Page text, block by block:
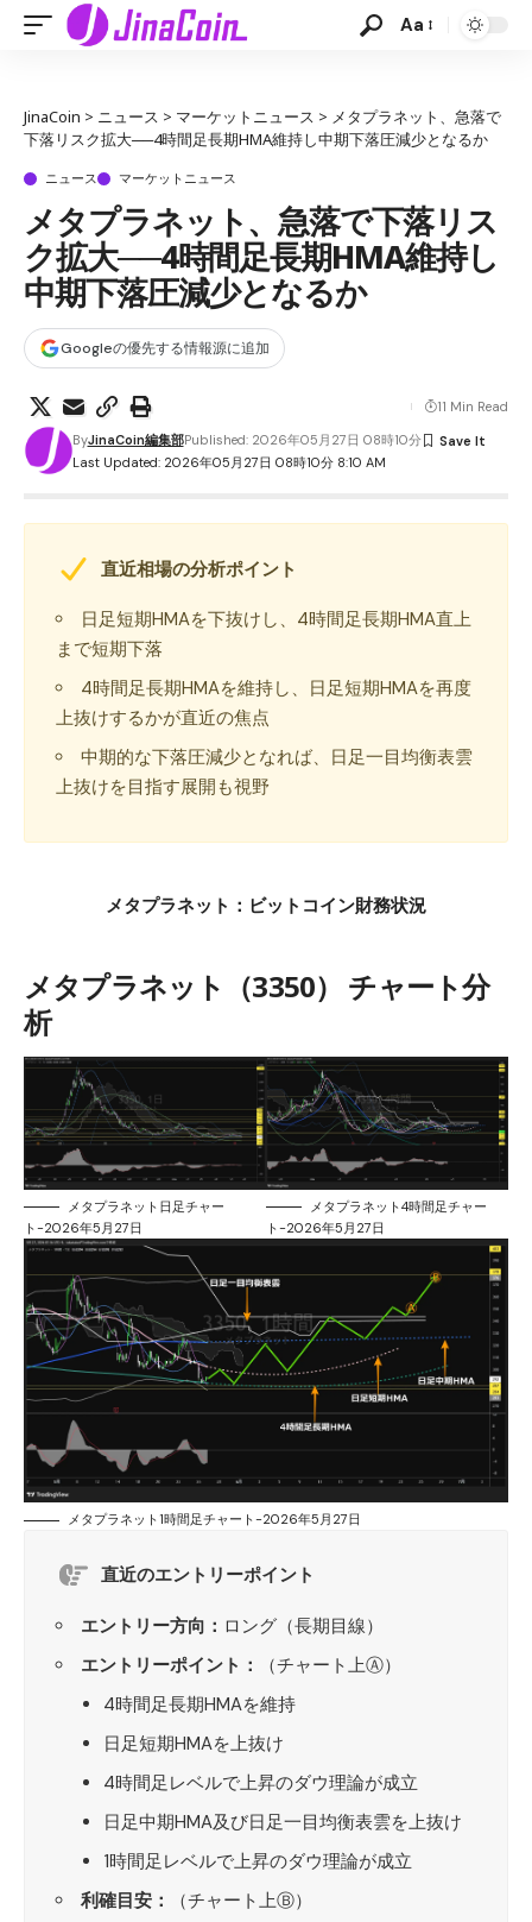
Aa
JinaCoin > ニュース > マーケットニュース > メタプラネット、急落で
下落リスク拡大──4時間足長期HMA維持し中期下落圧減少となるか
ニュース マーケットニュース
メタプラネット、急落で下落リス
ク拡大──4時間足長期HMA維持し
中期下落圧減少となるか
Googleの優先する情報源に追加
Last Updated: 2026年05月27日 08時10分 8:10 AM
ByJinaCoin編集部Published: 2026年05月27日 08時10分
11 Min Read
直近相場の分析ポイント
日足短期HMAを下抜けし、4時間足長期HMA直上
まで短期下落
4時間足長期HMAを維持し、日足短期HMAを再度
上抜けするかが直近の焦点
中期的な下落圧減少となれば、日足一目均衡表雲
上抜けを目指す展開も視野
メタプラネット：ビットコイン財務状況
メタプラネット（3350） チャート分
析
メタプラネット日足チャー
ト-2026年5月27日
メタプラネット4時間足チャー
ト-2026年5月27日
メタプラネット1時間足チャート-2026年5月27日
直近のエントリーポイント
エントリー方向： ロング（長期目線）
エントリーポイント：
（チャート上Ⓐ）
4時間足長期HMAを維持
日足短期HMAを上抜け
4時間足レベルで上昇のダウ理論が成立
日足中期HMA及び日足一目均衡表雲を上抜け
1時間足レベルで上昇のダウ理論が成立
利確目安：
（チャート上Ⓑ）